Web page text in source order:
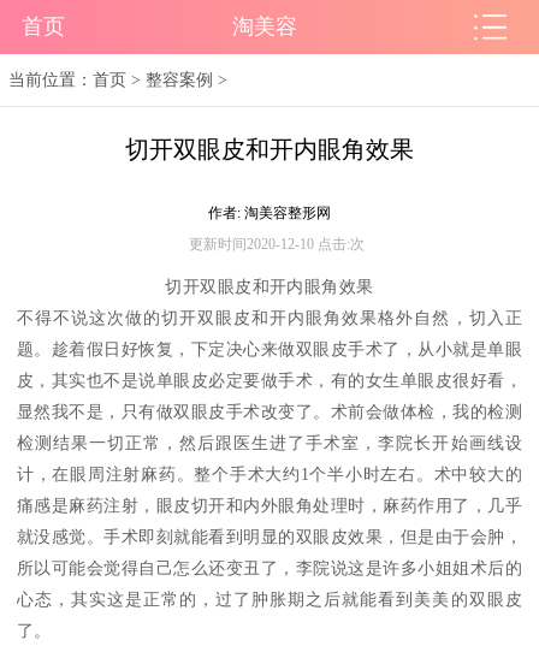
首页 淘美容
当前位置：首页 >整容案例 >
切开双眼皮和开内眼角效果
作者: 淘美容整形网
更新时间2020-12-10 点击:次
切开双眼皮和开内眼角效果
不得不说这次做的切开双眼皮和开内眼角效果格外自然，切入正
题。趁着假日好恢复，下定决心来做双眼皮手术了，从小就是单眼
皮，其实也不是说单眼皮必定要做手术，有的女生单眼皮很好看，
显然我不是，只有做双眼皮手术改变了。术前会做体检，我的检测
检测结果一切正常，然后跟医生进了手术室，李院长开始画线设
计，在眼周注射麻药。整个手术大约1个半小时左右。术中较大的
痛感是麻药注射，眼皮切开和内外眼角处理时，麻药作用了，几乎
就没感觉。手术即刻就能看到明显的双眼皮效果，但是由于会肿，
所以可能会觉得自己怎么还变丑了，李院说这是许多小姐姐术后的
心态，其实这是正常的，过了肿胀期之后就能看到美美的双眼皮
了。